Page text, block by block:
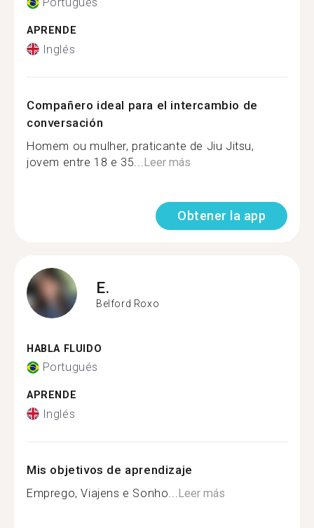
APRENDE
Inglés
Compañero ideal para el intercambio de
conversación
Homem ou mulher, praticante de Jiu Jitsu,
jovem entre 18 e 35... Leer más
Obtener la app
E.
Belford Roxo
HABLA FLUIDO
Portugués
APRENDE
Inglés
Mis objetivos de aprendizaje
Emprego, Viajens e Sonho... Leer más